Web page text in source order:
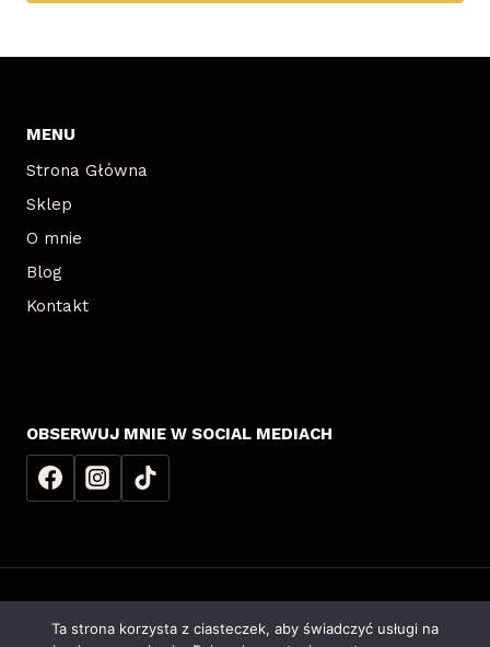
MENU
Strona Główna
Sklep
O mnie
Blog
Kontakt
OBSERWUJ MNIE W SOCIAL MEDIACH
© 2026 Agnieszka Dyśko | Realizacja RAJCZAKOWSKI ENTERPRISE
Ta strona korzysta z ciasteczek, aby świadczyć usługi na